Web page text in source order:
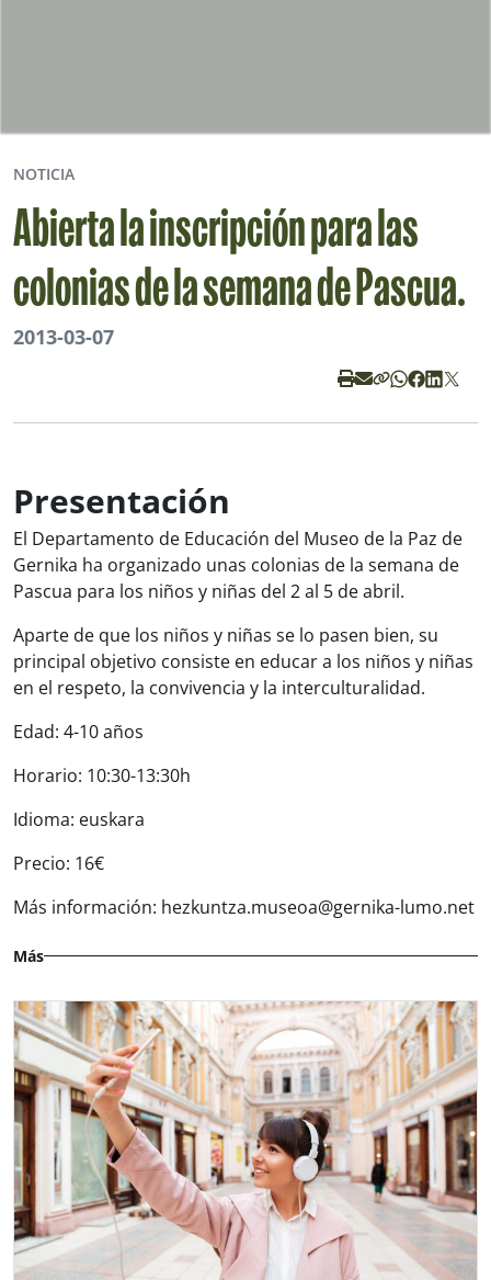
NOTICIA
Abierta la inscripción para las
colonias de la semana de Pascua.
2013-03-07
Presentación
El Departamento de Educación del Museo de la Paz de
Gernika ha organizado unas colonias de la semana de
Pascua para los niños y niñas del 2 al 5 de abril.
Aparte de que los niños y niñas se lo pasen bien, su
principal objetivo consiste en educar a los niños y niñas
en el respeto, la convivencia y la interculturalidad.
Edad: 4-10 años
Horario: 10:30-13:30h
Idioma: euskara
Precio: 16€
Más información: hezkuntza.museoa@gernika-lumo.net
Más